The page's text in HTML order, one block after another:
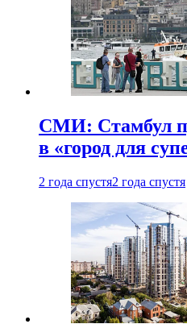
СМИ: Стамбул
в «город для
2 года спустя2 года спустя